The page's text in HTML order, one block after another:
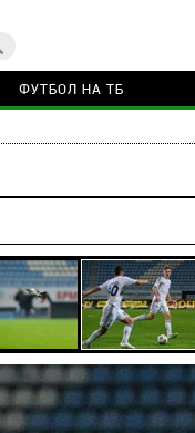
ФУТБОЛ НА ТБ